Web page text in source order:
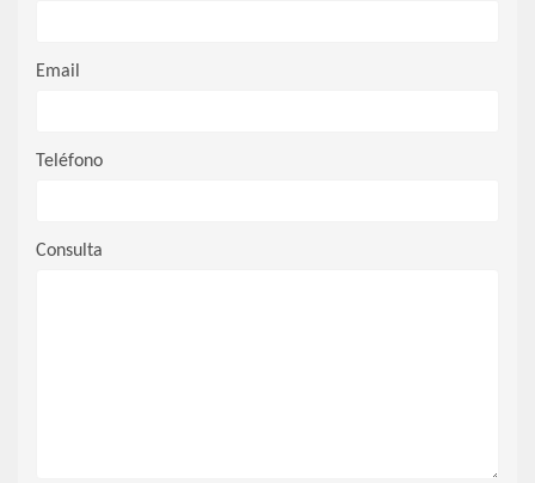
Email
Teléfono
Consulta